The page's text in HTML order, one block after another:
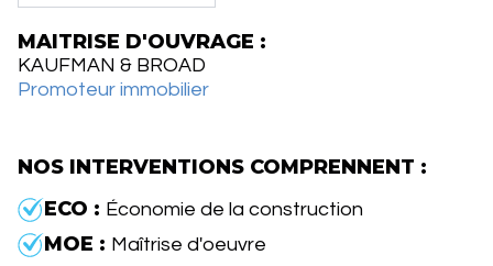
MAITRISE D'OUVRAGE :
KAUFMAN & BROAD
Promoteur immobilier
NOS INTERVENTIONS COMPRENNENT :
ECO : Économie de la construction
MOE : Maîtrise d'oeuvre